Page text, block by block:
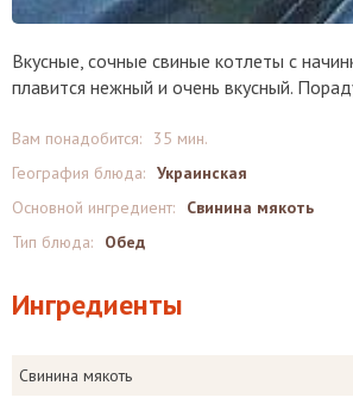
Вкусные, сочные свиные котлеты с
плавится нежный и очень вкусный.
Вам понадобится:
35 мин.
География блюда: Украинская
Основной ингредиент:
Свинина мякоть
Тип блюда:
Обед
Ингредиенты
Свинина мякоть